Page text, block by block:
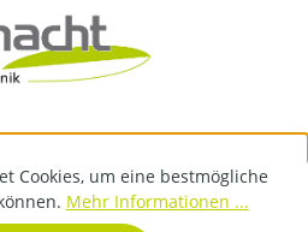
Cookies, um eine bestmögliche
Mehr Informationen ...